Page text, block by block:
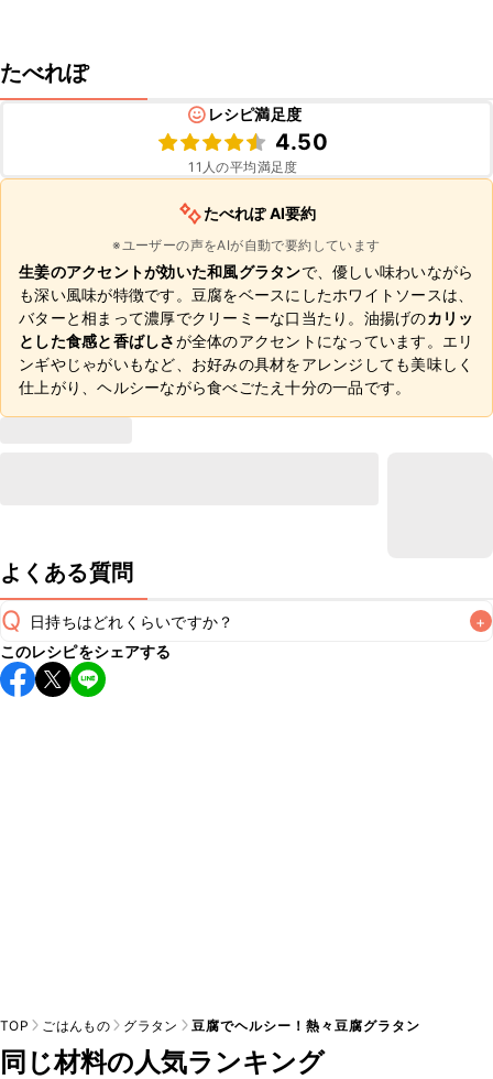
たべれぽ
レシピ満足度
4.50
11 人の平均満足度
たべれぽ AI要約
※ユーザーの声をAIが自動で要約しています
生姜のアクセントが効いた和風グラタンで、優しい味わいながら
も深い風味が特徴です。豆腐をベースにしたホワイトソースは、
バターと相まって濃厚でクリーミーな口当たり。油揚げのカリッ
とした食感と香ばしさが全体のアクセントになっています。エリ
ンギやじゃがいもなど、お好みの具材をアレンジしても美味しく
仕上がり、ヘルシーながら食べごたえ十分の一品です。
よくある質問
Q 日持ちはどれくらいですか？ +
保存期間は冷蔵で当日中が目安です。なるべくお早めにお召
し上がりください。
このレシピをシェアする
TOP ごはんもの グラタン 豆腐でヘルシー！熱々豆腐グラタン
同じ材料の人気ランキング